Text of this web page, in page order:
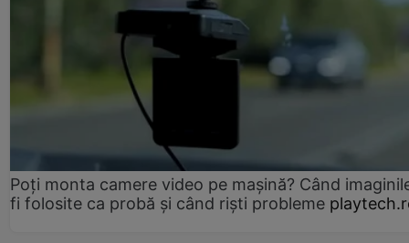
Poți monta camere video pe mașină? Când
fi folosite ca probă și când riști probleme